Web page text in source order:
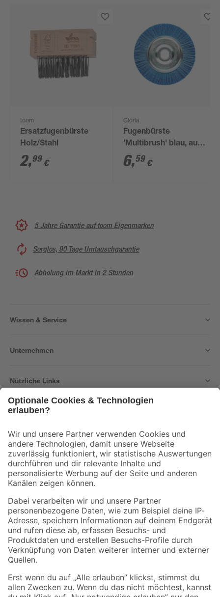
toom
Ersatzfugenbürste
Holz/Stahl
2,99 €
Gloria
Fugenbürste
'Multibrush' blau, aus
Polyamid
6,59 €
5 Jahre Garantie auf toom Eigenmarken
Sorglos, 90 Tage Umtauschgarantie
Abholung im Markt in 2 Stunden
Wissen & Service
Unternehmen
Nützliche Links
Der toom Newsletter: Keine Angebote und Aktionen mehr verpassen!
Zur Newsletter Anmeldung
Folge uns
Zahlungsarten Versandarten
Sicher einkaufen